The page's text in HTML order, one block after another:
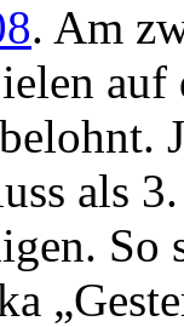
. Am
als